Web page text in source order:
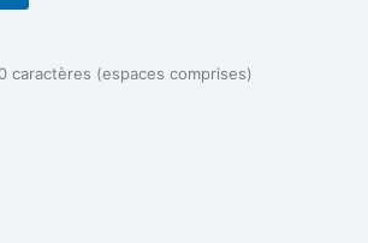
caractères (espaces comprises)